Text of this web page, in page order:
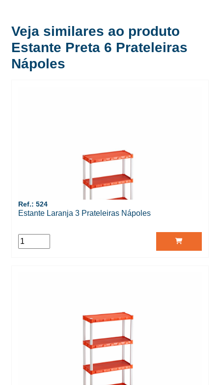
Veja similares ao produto
Estante Preta 6 Prateleiras
Nápoles
Ref.: 524
Estante Laranja 3 Prateleiras Nápoles